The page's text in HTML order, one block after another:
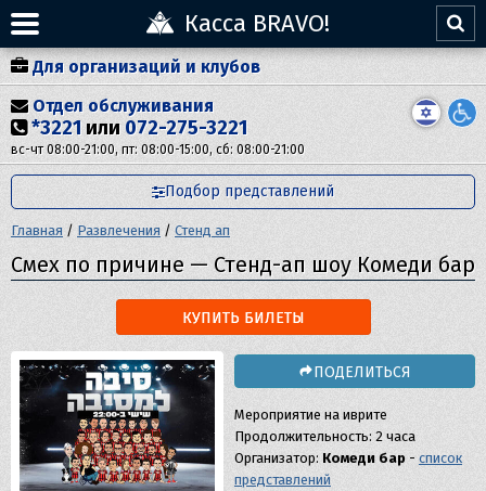
Касса BRAVO!
Для организаций и клубов
Отдел обслуживания
*3221 или 072-275-3221
вс-чт 08:00-21:00, пт: 08:00-15:00, сб: 08:00-21:00
Подбор представлений
Главная / Развлечения / Стенд ап
Смех по причине — Стенд-ап шоу Комеди бар
КУПИТЬ БИЛЕТЫ
ПОДЕЛИТЬСЯ
Мероприятие на иврите
Продолжительность: 2 часа
Организатор: Комеди бар - список
представлений